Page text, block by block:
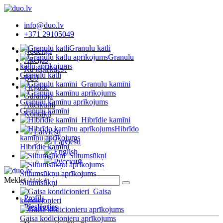
info@duo.lv
+371 29105049
Noderīgi
Akcijas
Kā iepirkties?
BUJ
Piegāde
Garantija
Atteikumi
Kontakti
Latviešu
Latviešu
English
Русский
Granulu katli
Granulu
katlu aprīkojums
Granulu katli
Granulu kamīni
Granulu kamīnu aprīkojums
Granulu kamīni
Hibrīdie kamīni
Hibrīdo
kamīnu aprīkojums
Hibrīdie kamīni
Siltumsūkņi
Siltumsūkņu aprīkojums
Siltumsūkņi
Gaisa
kondicionieri
Gaisa kodicionieru aprīkojums
Meklēt
Profils
Pieslēgties